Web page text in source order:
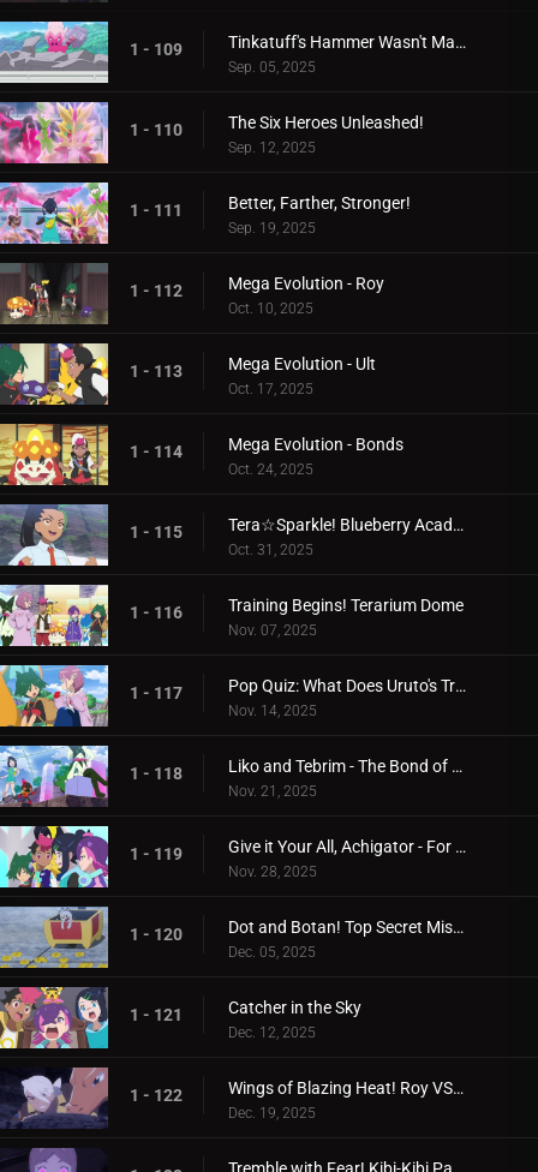
1 - 109 Tinkatuff's Hammer Wasn't Made in a Year!
Sep. 05, 2025
1 - 110 The Six Heroes Unleashed!
Sep. 12, 2025
1 - 111 Better, Farther, Stronger!
Sep. 19, 2025
1 - 112 Mega Evolution - Roy
Oct. 10, 2025
1 - 113 Mega Evolution - Ult
Oct. 17, 2025
1 - 114 Mega Evolution - Bonds
Oct. 24, 2025
1 - 115 Tera☆Sparkle! Blueberry Academy
Oct. 31, 2025
1 - 116 Training Begins! Terarium Dome
Nov. 07, 2025
1 - 117 Pop Quiz: What Does Uruto's Training Involve?
Nov. 14, 2025
1 - 118 Liko and Tebrim - The Bond of Happiness!
Nov. 21, 2025
1 - 119 Give it Your All, Achigator - For the Sake of Tomorrow
Nov. 28, 2025
1 - 120 Dot and Botan! Top Secret Mission
Dec. 05, 2025
1 - 121 Catcher in the Sky
Dec. 12, 2025
1 - 122 Wings of Blazing Heat! Roy VS Friede
Dec. 19, 2025